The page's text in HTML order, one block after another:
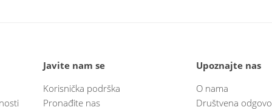
Javite nam se
Korisnička podrška
Pronađite nas
Upoznajte nas
O nama
Društvena